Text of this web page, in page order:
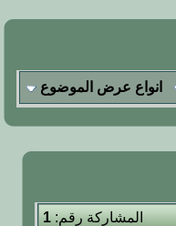
انواع عرض الموضوع
المشاركة رقم:1